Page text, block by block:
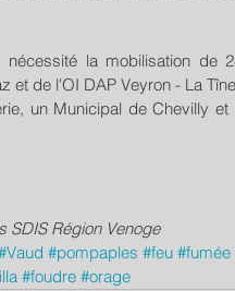
la mobilisation de
et de l'OI DAP Veyron - La
un Municipal de Chevilly
SDIS Région Venoge
#pompaples #feu #fumée
#foudre #orage